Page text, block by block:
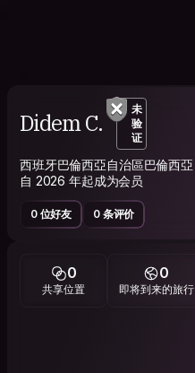
Didem C.
未
验
证
西班牙巴倫西亞自治區巴倫西亞
自 2026 年起成为会员
0 位好友 0 条评价
0
共享位置
0
即将到来的旅行